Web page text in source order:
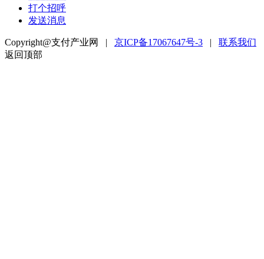
打个招呼
发送消息
Copyright@支付产业网 | 京ICP备17067647号-3 | 联系我们
返回顶部